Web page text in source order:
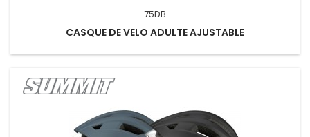
75DB
CASQUE DE VELO ADULTE AJUSTABLE